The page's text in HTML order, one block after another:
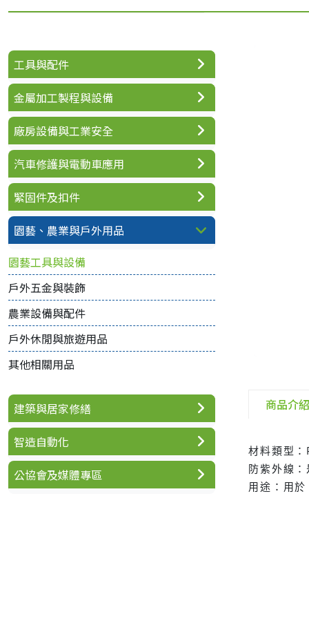
商品介紹
材料類型
防紫外線：
用途：用
工具與配件
金屬加工製程與設備
廠房設備與工業安全
汽車修護與電動車應用
緊固件及扣件
園藝、農業與戶外用品
園藝工具與設備
戶外五金與裝飾
農業設備與配件
戶外休閒與旅遊用品
其他相關用品
建築與居家修繕
智造自動化
公協會及媒體專區